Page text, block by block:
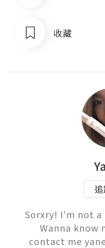
收藏
Sorxry! I'm not a
Wanna know
contact me